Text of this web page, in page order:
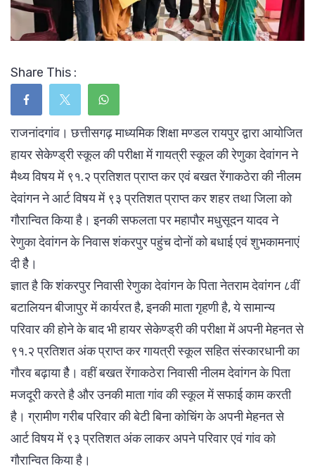
Share This :
राजनांदगांव। छत्तीसगढ़ माध्यमिक शिक्षा मण्डल रायपुर द्वारा आयोजित
हायर सेकेण्ड्री स्कूल की परीक्षा में गायत्री स्कूल की रेणुका देवांगन ने
मैथ्य विषय में ९१.२ प्रतिशत प्राप्त कर एवं बखत रेंगाकठेरा की नीलम
देवांगन ने आर्ट विषय में ९३ प्रतिशत प्राप्त कर शहर तथा जिला को
गौरान्वित किया है। इनकी सफलता पर महापौर मधुसूदन यादव ने
रेणुका देवांगन के निवास शंकरपुर पहुंच दोनों को बधाई एवं शुभकामनाएं
दी हैै।
ज्ञात है कि शंकरपुर निवासी रेणुका देवांगन के पिता नेतराम देवांगन ८वीं
बटालियन बीजापुर में कार्यरत है, इनकी माता गृहणी है, ये सामान्य
परिवार की होने के बाद भी हायर सेकेण्ड्री की परीक्षा में अपनी मेहनत से
९१.२ प्रतिशत अंक प्राप्त कर गायत्री स्कूल सहित संस्कारधानी का
गौरव बढ़ाया हैै। वहीं बखत रेंगाकठेरा निवासी नीलम देवांगन के पिता
मजदूरी करते है और उनकी माता गांव की स्कूल में सफाई काम करती
है। ग्रामीण गरीब परिवार की बेटी बिना कोचिंग के अपनी मेहनत से
आर्ट विषय में ९३ प्रतिशत अंक लाकर अपने परिवार एवं गांव को
गौरान्वित किया है।